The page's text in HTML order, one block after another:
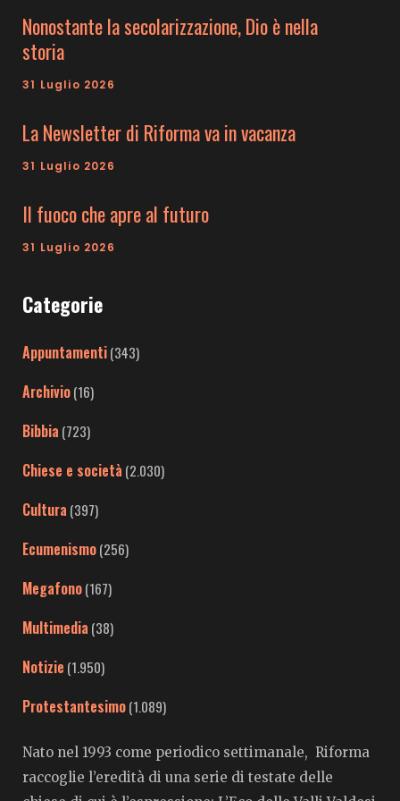
Nonostante la secolarizzazione, Dio è nella
storia
31 Luglio 2026
La Newsletter di Riforma va in vacanza
31 Luglio 2026
Il fuoco che apre al futuro
31 Luglio 2026
Categorie
Appuntamenti(343)
Archivio(16)
Bibbia (723)
Chiese e società (2.030)
Cultura (397)
Ecumenismo(256)
Megafono(167)
Multimedia (38)
Notizie (1.950)
Protestantesimo(1.089)
Nato nel 1993 come periodico settimanale, Riforma
raccoglie l’eredità di una serie di testate delle